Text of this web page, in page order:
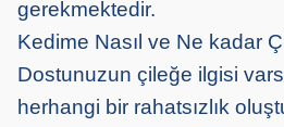
gerekmektedir.
Kedime Nasıl ve Ne kadar
Dostunuzun çileğe ilgisi
herhangi bir rahatsızlık